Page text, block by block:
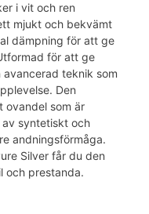
i vit och ren
mjukt och bekvämt
dämpning för att ge
för att ge
teknik som
Den
ovandel som är
syntetiskt och
andningsförmåga.
Silver får du den
och prestanda.